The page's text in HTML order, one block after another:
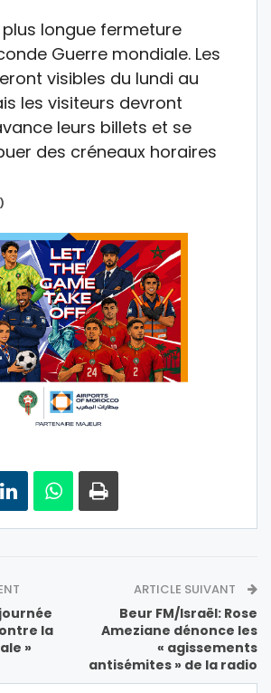
plus longue fermeture
Guerre mondiale. Les
visibles du lundi au
les visiteurs devront
leurs billets et se
des créneaux horaires
la
»
ARTICLE SUIVANT
Beur FM/Israël: Rose
Ameziane dénonce les
« agissements
antisémites » de la radio